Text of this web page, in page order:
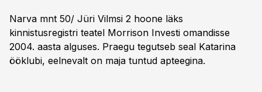
Narva mnt 50/ Jüri Vilmsi 2 hoone läks
kinnistusregistri teatel Morrison Investi omandisse
2004. aasta alguses. Praegu tegutseb seal Katarina
ööklubi, eelnevalt on maja tuntud apteegina.